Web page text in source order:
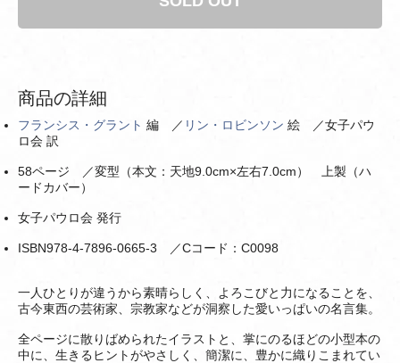
商品の詳細
フランシス・グラント 編 ／ リン・ロビンソン 絵 ／女子パウ
ロ会 訳
58ページ ／変型（本文：天地9.0cm×左右7.0cm） 上製（ハ
ードカバー）
女子パウロ会 発行
ISBN978-4-7896-0665-3 ／Cコード：C0098
一人ひとりが違うから素晴らしく、よろこびと力になることを、
古今東西の芸術家、宗教家などが洞察した愛いっぱいの名言集。
全ページに散りばめられたイラストと、掌にのるほどの小型本の
中に、生きるヒントがやさしく、簡潔に、豊かに織りこまれてい